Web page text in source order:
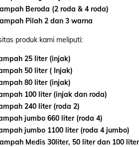
Beroda (2 roda & 4 roda)
Pilah 2 dan 3 warna
produk kami meliputi:
25 liter (injak)
50 liter ( Injak)
80 liter (injak)
100 liter (injak dan roda)
240 liter (roda 2)
jumbo 660 liter (roda 4)
jumbo 1100 liter (roda 4 jumbo)
Medis 30liter, 50 liter dan 100 liter